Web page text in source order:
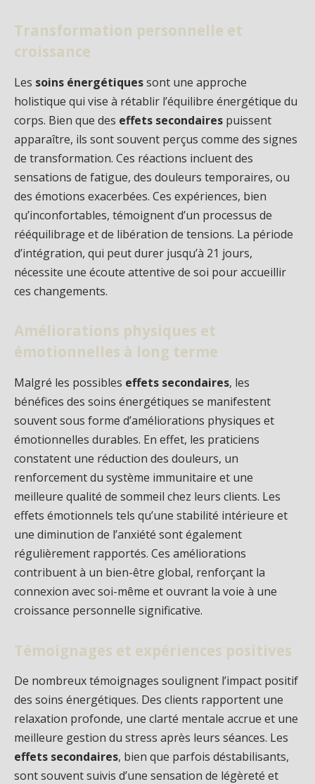
Transformation personnelle et
croissance
Les soins énergétiquessont une approche
holistique qui vise à rétablir l’équilibre énergétique du
corps. Bien que des effets secondaires puissent
apparaître, ils sont souvent perçus comme des signes
de transformation. Ces réactions incluent des
sensations de fatigue, des douleurs temporaires, ou
des émotions exacerbées. Ces expériences, bien
qu’inconfortables, témoignent d’un processus de
rééquilibrage et de libération de tensions. La période
d’intégration, qui peut durer jusqu’à 21 jours,
nécessite une écoute attentive de soi pour accueillir
ces changements.
Améliorations physiques et
émotionnelles à long terme
Malgré les possibles effets secondaires, les
bénéfices des soins énergétiques se manifestent
souvent sous forme d’améliorations physiques et
émotionnelles durables. En effet, les praticiens
constatent une réduction des douleurs, un
renforcement du système immunitaire et une
meilleure qualité de sommeil chez leurs clients. Les
effets émotionnels tels qu’une stabilité intérieure et
une diminution de l’anxiété sont également
régulièrement rapportés. Ces améliorations
contribuent à un bien-être global, renforçant la
connexion avec soi-même et ouvrant la voie à une
croissance personnelle significative.
Témoignages et expériences positives
De nombreux témoignages soulignent l’impact positif
des soins énergétiques. Des clients rapportent une
relaxation profonde, une clarté mentale accrue et une
meilleure gestion du stress après leurs séances. Les
effets secondaires, bien que parfois déstabilisants,
sont souvent suivis d’une sensation de légèreté et